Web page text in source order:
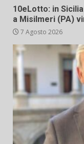
10eLotto: in
a Misilmeri (PA)
7 Agosto 2026